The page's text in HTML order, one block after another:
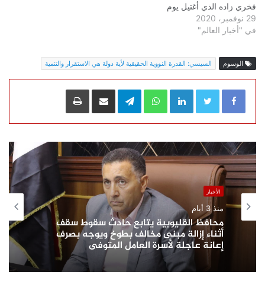
فخري زاده الذي أغتيل يوم
الجمعة الماضي وتواعد روحاني
بالرد المزلزل لعملية الإغتيال
الإيراني محمد جواد ظريف
على تويتر هناك مؤشرات
خطيرة لدور الإسرائيلي…
29 نوفمبر، 2020
في "أخبار العالم"
الوسوم السيسي: القدرة النووية الحقيقية لأية دولة هي الاستقرار والتنمية
LinkedIn
WhatsApp
Telegramمشاركة عبر البريد طباعة
الأخبار
منذ 3 أيام
محافظ القليوبية يتابع حادث سقوط سقف
أثناء إزالة مبنى مخالف بطوخ ويوجه بصرف
إعانة عاجلة لأسرة العامل المتوفى